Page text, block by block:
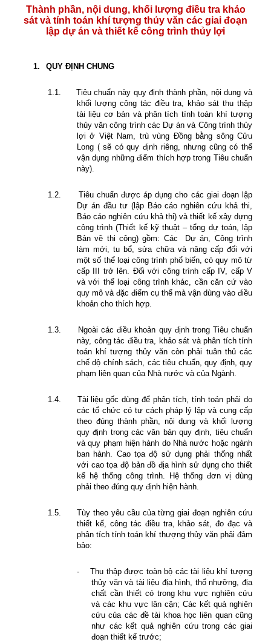
Thành phần, nội dung, khối lượng điều tra khảo
sát và tính toán khí tượng thủy văn các giai đoạn
lập dự án và thiết kế công trình thủy lợi
1. QUY ĐỊNH CHUNG
1.1.
Tiêu chuẩn này quy định thành phần, nội dung và
khối lượng công tác điều tra, khảo sát thu thập
tài liệu cơ bản và phân tích tính toán khí tượng
thủy văn công trình các Dự án và Công trình thủy
lợi ở Việt Nam, trù vùng Đồng bằng sông Cửu
Long ( sẽ có quy định riêng, nhưng cũng có thể
vận dụng những điểm thích hợp trong Tiêu chuẩn
này).
1.2.
Tiêu chuẩn được áp dụng cho các giai đoạn lập
Dự án đầu tư (lập Báo cáo nghiên cứu khả thi,
Báo cáo nghiên cứu khả thi) và thiết kế xây dựng
công trình (Thiết kế kỹ thuật – tổng dự toán, lập
Bản vẽ thi công) gồm: Các
Dự án, Công trình
làm mới, tu bổ, sửa chữa và nâng cấp đối với
một số thể loại công trình phổ biến, có quy mô từ
cấp III trở lên. Đối với công trình cấp IV, cấp V
và với thể loại công trình khác, cần căn cứ vào
quy mô và đặc điểm cụ thể mà vận dùng vào điều
khoản cho thích hợp.
1.3.
Ngoài các điều khoản quy định trong Tiêu chuẩn
này, công tác điều tra, khảo sát và phân tích tính
toán khí tượng thủy văn còn phải tuân thủ các
chế dộ chính sách, các tiêu chuẩn, quy định, quy
phạm liên quan của Nhà nước và của Ngành.
1.4.
Tài liệu gốc dùng để phân tích, tính toán phải do
các tổ chức có tư cách pháp lý lập và cung cấp
theo đúng thành phần, nội dung và khối lượng
quy định trong các văn bản quy định, tiêu chuẩn
và quy phạm hiện hành do Nhà nước hoặc ngành
ban hành. Cao tọa độ sử dụng phải thống nhất
với cao tọa độ bản đồ địa hình sử dụng cho thiết
kế hệ thống công trình. Hệ thống đơn vị dùng
phải theo đúng quy định hiện hành.
1.5.
Tùy theo yêu cầu của từng giai đoạn nghiên cứu
thiết kế, công tác điều tra, khảo sát, đo đạc và
phân tích tính toán khí thượng thủy văn phải đảm
bảo:
-
Thu thập được toàn bộ các tài liệu khí tượng
thủy văn và tài liệu địa hình, thổ nhưỡng, địa
chất cần thiết có trong khu vực nghiên cứu
và các khu vực lân cận; Các kết quả nghiên
cứu của các đề tài khoa học liên quan cũng
như các kết quả nghiên cứu trong các giai
đoạn thiết kế trước;